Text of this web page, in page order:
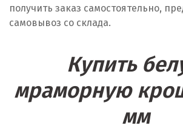
получить заказ самостоятельно,
самовывоз со склада.
Купить
мраморную
мм